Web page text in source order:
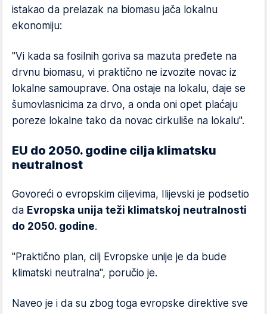
istakao da prelazak na biomasu jača lokalnu
ekonomiju:
"Vi kada sa fosilnih goriva sa mazuta pređete na
drvnu biomasu, vi praktično ne izvozite novac iz
lokalne samouprave. Ona ostaje na lokalu, daje se
šumovlasnicima za drvo, a onda oni opet plaćaju
poreze lokalne tako da novac cirkuliše na lokalu".
EU do 2050. godine cilja klimatsku
neutralnost
Govoreći o evropskim ciljevima, Ilijevski je podsetio
da Evropska unija teži klimatskoj neutralnosti
do 2050. godine.
"Praktično plan, cilj Evropske unije je da bude
klimatski neutralna", poručio je.
Naveo je i da su zbog toga evropske direktive sve